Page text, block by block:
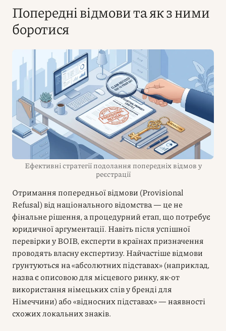
Попередні відмови та як з ними
боротися
Ефективні стратегії подолання попередніх відмов у
реєстрації
Отримання попередньої відмови (Provisional
Refusal) від національного відомства — це не
фінальне рішення, а процедурний етап, що потребує
юридичної аргументації. Навіть після успішної
перевірки у ВОІВ, експерти в країнах призначення
проводять власну експертизу. Найчастіше відмови
ґрунтуються на «абсолютних підставах» (наприклад,
назва є описовою для місцевого ринку, як-от
використання німецьких слів у бренді для
Німеччини) або «відносних підставах» — наявності
схожих локальних знаків.